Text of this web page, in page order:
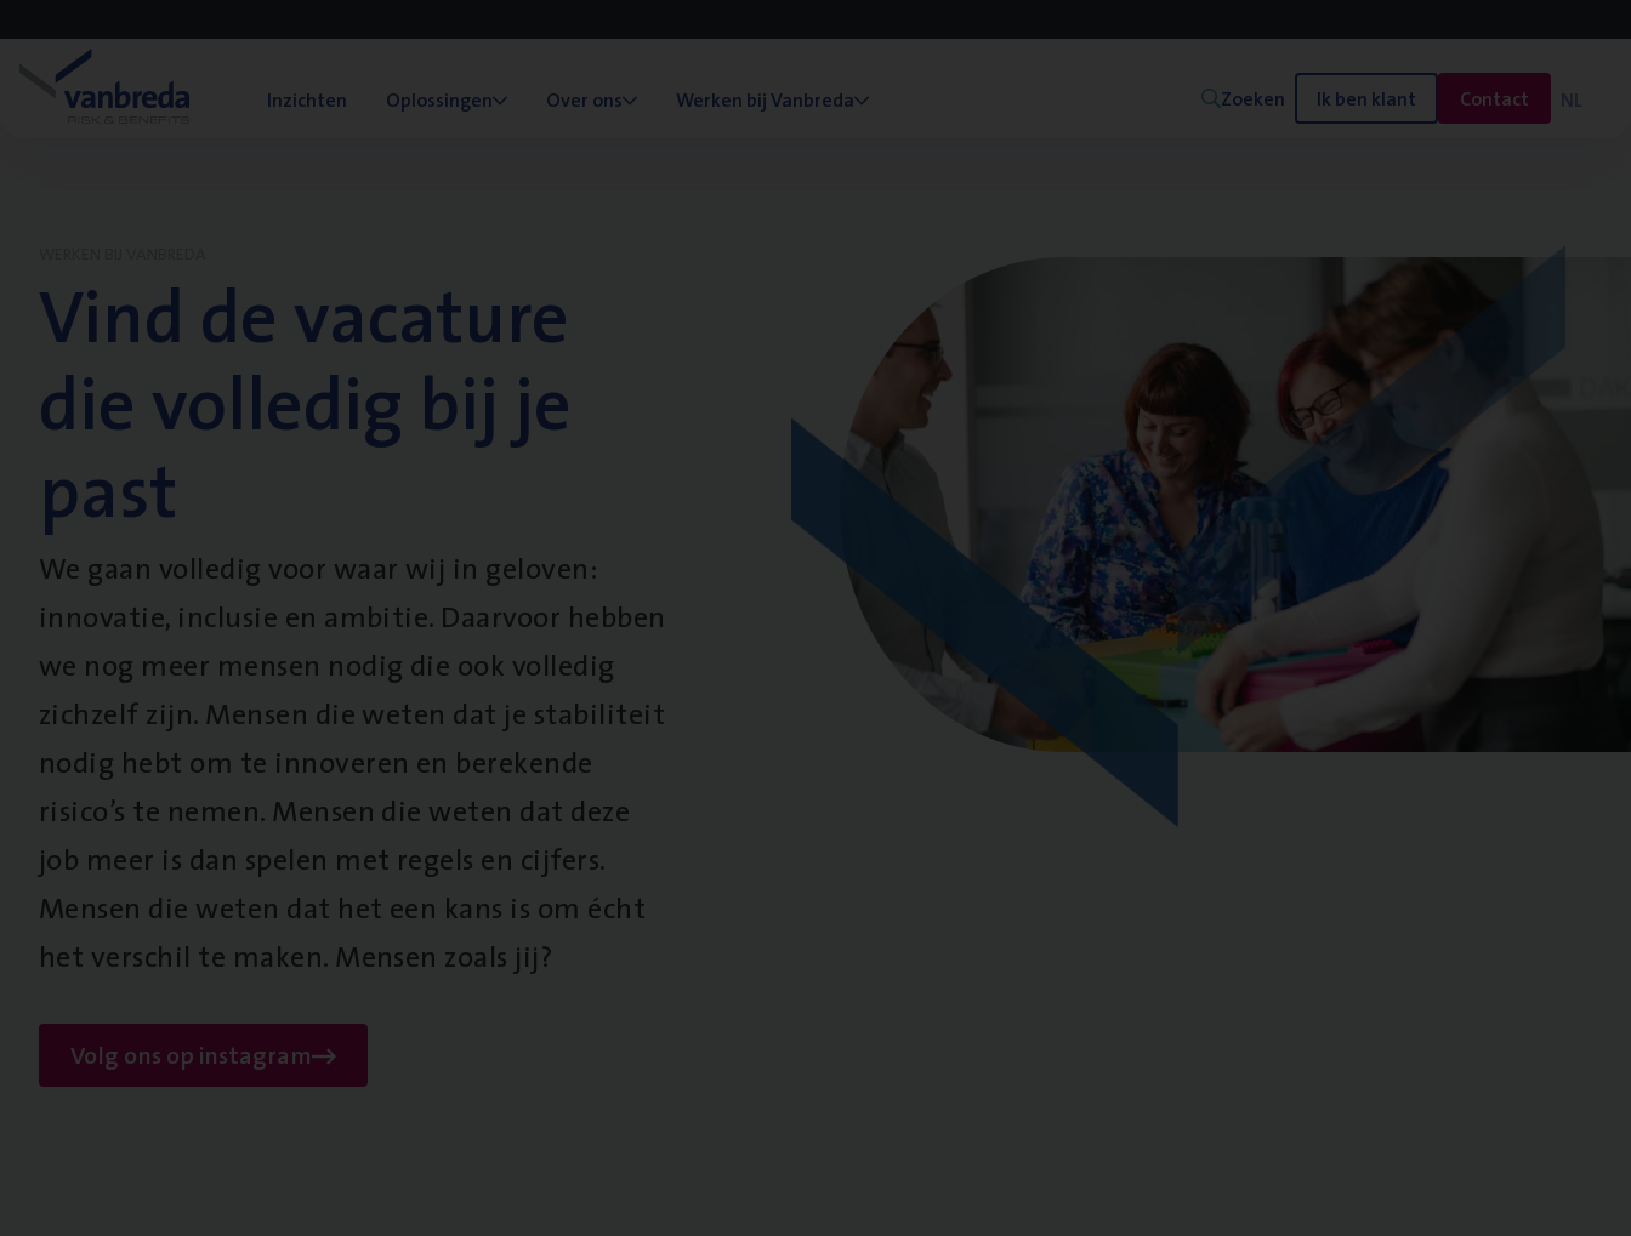
Inzichten Oplossingen Over ons Werken bij Vanbreda Zoeken Ik ben klant Contact NL
Vind de vacature
die volledig bij je
past
We gaan volledig voor waar wij in geloven:
innovatie, inclusie en ambitie. Daarvoor hebben
we nog meer mensen nodig die ook volledig
zichzelf zijn. Mensen die weten dat je stabiliteit
nodig hebt om te innoveren en berekende
risico’s te nemen. Mensen die weten dat deze
job meer is dan spelen met regels en cijfers.
Mensen die weten dat het een kans is om écht
het verschil te maken. Mensen zoals jij?
Volg ons op instagram